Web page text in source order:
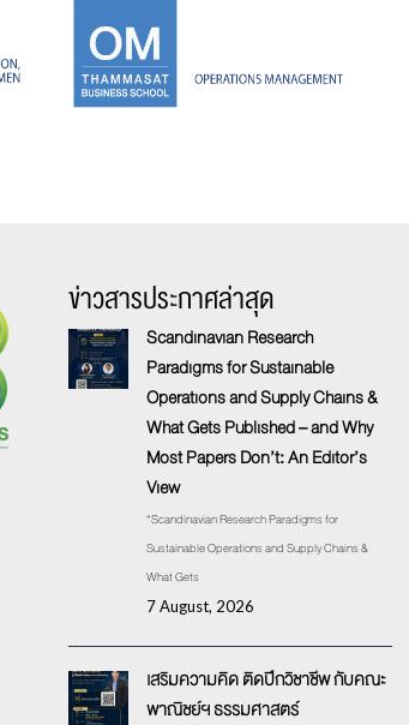
ข่าวสารประกาศล่าสุด
Scandinavian Research
Paradigms for Sustainable
Operations and Supply Chains &
What Gets Published – and Why
Most Papers Don’t: An Editor’s
View
“Scandinavian Research Paradigms for
Sustainable Operations and Supply Chains &
What Gets
7 August, 2026
เสริมความคิด ติดปีกวิชาชีพ กับคณะ
พาณิชย์ฯ ธรรมศาสตร์